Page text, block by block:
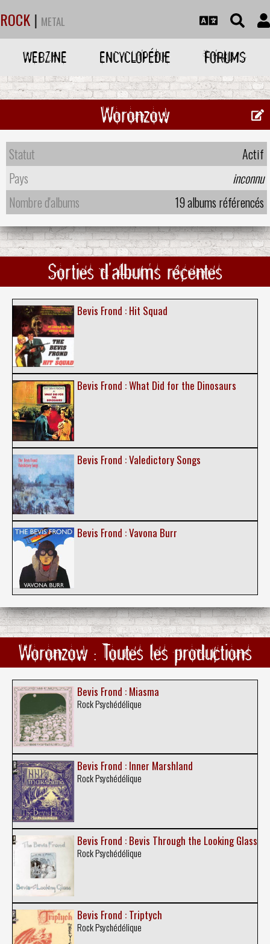
ROCK | METAL
WEBZINE ENCYCLOPÉDIE FORUMS
Woronzow
Statut
Actif
Pays
inconnu
Nombre d'albums
19 albums référencés
Sorties d'albums récentes
Bevis Frond : Hit Squad
Bevis Frond : What Did for the Dinosaurs
Bevis Frond : Valedictory Songs
Bevis Frond : Vavona Burr
Woronzow : Toutes les productions
Bevis Frond : Miasma
Rock Psychédélique
Bevis Frond : Inner Marshland
Rock Psychédélique
Bevis Frond : Bevis Through the Looking Glass
Rock Psychédélique
Bevis Frond : Triptych
Rock Psychédélique